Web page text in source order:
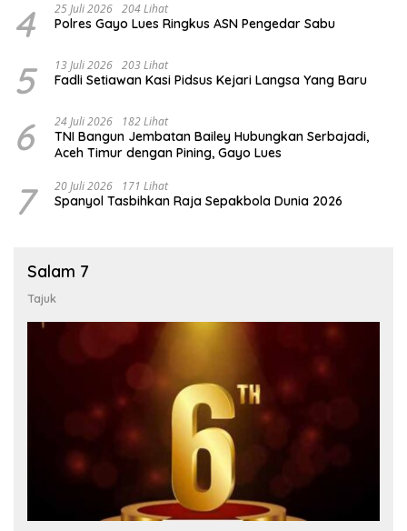
4 25 Juli 2026 204 Lihat
Polres Gayo Lues Ringkus ASN Pengedar Sabu
5 13 Juli 2026 203 Lihat
Fadli Setiawan Kasi Pidsus Kejari Langsa Yang Baru
6 24 Juli 2026 182 Lihat
TNI Bangun Jembatan Bailey Hubungkan Serbajadi,
Aceh Timur dengan Pining, Gayo Lues
7 20 Juli 2026 171 Lihat
Spanyol Tasbihkan Raja Sepakbola Dunia 2026
Salam 7
Tajuk